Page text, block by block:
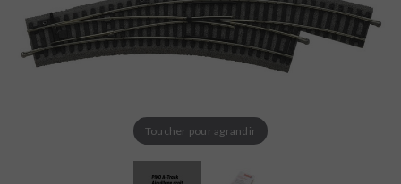
Toucher pour agrandir